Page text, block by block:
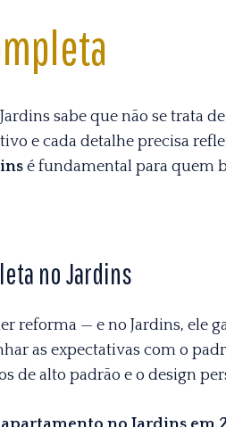
sabe que não se trata
e cada detalhe precisa
é fundamental para quem
no Jardins
reforma — e no Jardins, ele
as expectativas com o
de alto padrão e o design